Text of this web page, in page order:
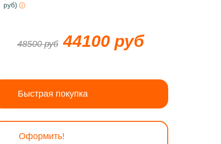
руб)
48500 руб 44100 руб
Быстрая покупка
Оформить!